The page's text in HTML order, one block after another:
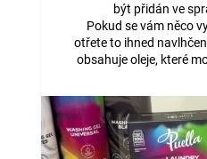
být přidán ve
Pokud se vám něco
otřete to ihned
obsahuje oleje, které